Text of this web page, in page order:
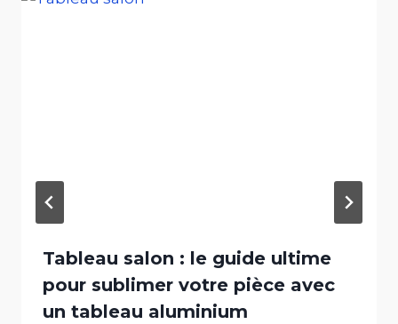
Tableau salon : le guide ultime
pour sublimer votre pièce avec
un tableau aluminium